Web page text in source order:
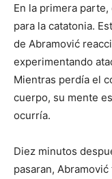
En la primera
para la catatonia.
de Abramović
experimentando
Mientras perdía el
cuerpo, su mente
ocurría.
Diez minutos
pasaran,